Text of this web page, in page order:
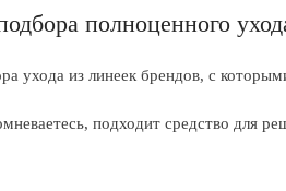
полноценного
ухода из линеек брендов, с
подходит средство для